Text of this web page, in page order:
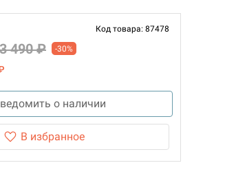
Код товара: 87478
3 490 ₽ -30%
о наличии
В избранное